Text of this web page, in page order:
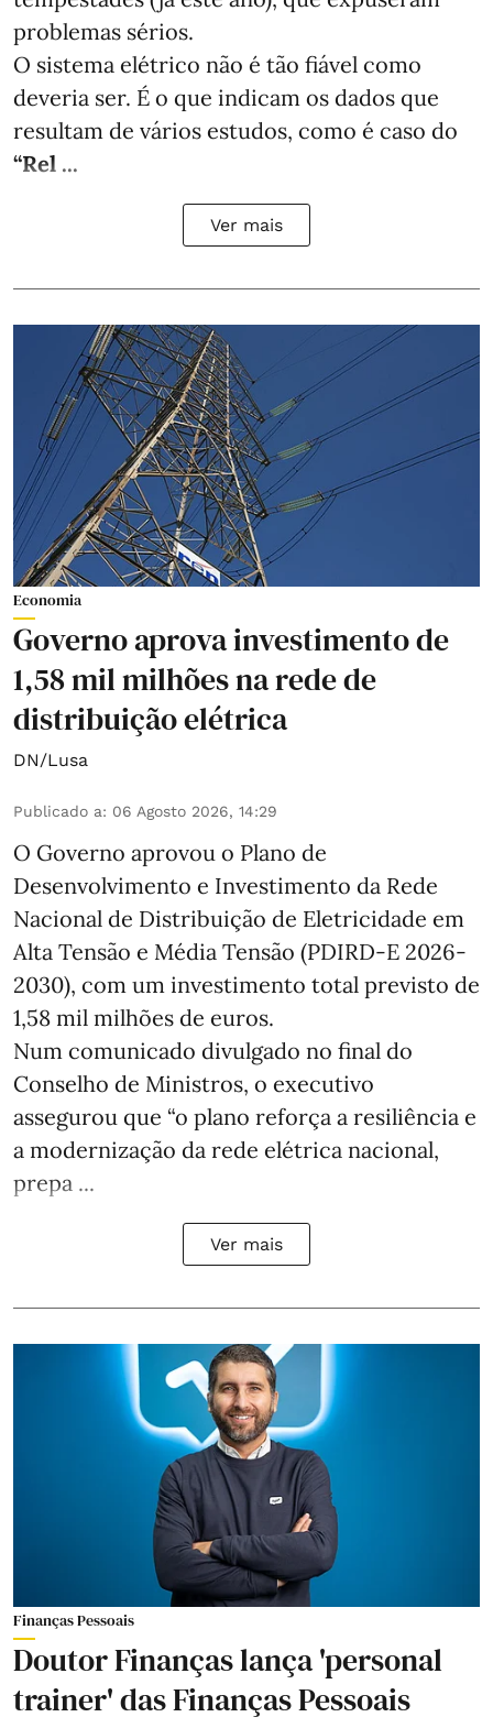
problemas sérios.
O sistema elétrico não é tão fiável como
deveria ser. É o que indicam os dados que
resultam de vários estudos, como é caso do
“Rel ...
Ver mais
Economia
Governo aprova investimento de
1,58 mil milhões na rede de
distribuição elétrica
DN/Lusa
Publicado a: 06 Agosto 2026, 14:29
O Governo aprovou o Plano de
Desenvolvimento e Investimento da Rede
Nacional de Distribuição de Eletricidade em
Alta Tensão e Média Tensão (PDIRD-E 2026-
2030), com um investimento total previsto de
1,58 mil milhões de euros.
Num comunicado divulgado no final do
Conselho de Ministros, o executivo
assegurou que “o plano reforça a resiliência e
a modernização da rede elétrica nacional,
prepa ...
Ver mais
Finanças Pessoais
Doutor Finanças lança 'personal
trainer' das Finanças Pessoais